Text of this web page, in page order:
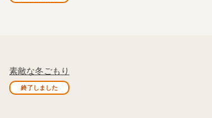
素敵な冬ごもり
終了しました